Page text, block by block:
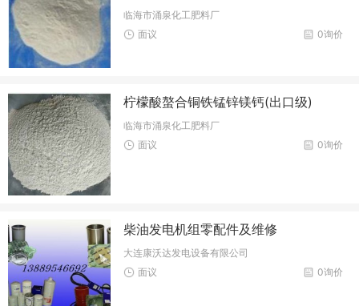
临海市涌泉化工肥料厂
0询价
面议
柠檬酸螯合铜铁锰锌镁钙(出口级)
临海市涌泉化工肥料厂
0询价
面议
柴油发电机组零配件及维修
大连康沃达发电设备有限公司
0询价
面议